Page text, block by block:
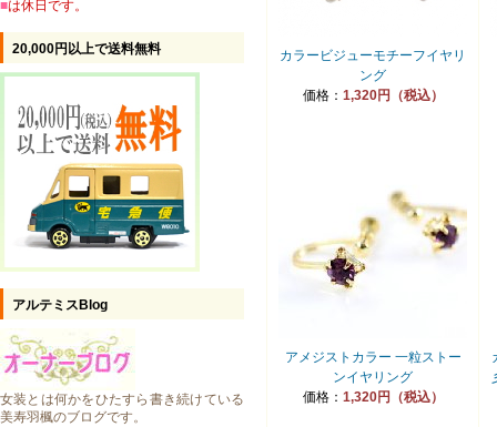
カラービジューモチーフイヤリ
ング
価格： 1,320円（税込）
アメジストカラー 一粒ストー
ンイヤリング
価格： 1,320円（税込）
■は休日です。
20,000円以上で送料無料
アルテミスBlog
女装とは何かをひたすら書き続けている
美寿羽楓のブログです。